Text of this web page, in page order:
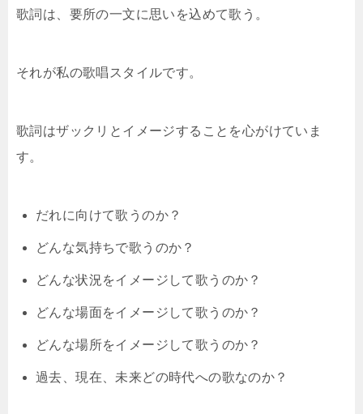
歌詞は、要所の一文に思いを込めて歌う。
それが私の歌唱スタイルです。
歌詞はザックリとイメージすることを心がけていま
す。
だれに向けて歌うのか？
どんな気持ちで歌うのか？
どんな状況をイメージして歌うのか？
どんな場面をイメージして歌うのか？
どんな場所をイメージして歌うのか？
過去、現在、未来どの時代への歌なのか？